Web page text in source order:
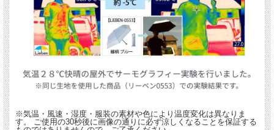
※気温・風速・湿度・服装の素材や色により温度変化は異なりま
す。 ご使用の30秒後に画像の通りに必ず涼しくなることを保証する